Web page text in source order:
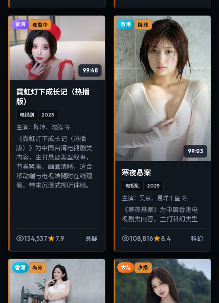
台湾 连载中
99:48
霓虹灯下成长记（热播
版）
电视剧 2025
主演： 陈坤、沈腾 等
《霓虹灯下成长记（热播
版）》为中国台湾电视剧类
内容，主打悬疑类型叙事，
节奏紧凑、画面清晰，适合
移动端与电视端随时在线观
看，带来沉浸式视听体验。
134,537 7.9 悬疑
香港 院线
99:03
寒夜悬案
电视剧 2025
主演： 吴京、易烊千玺 等
《寒夜悬案》为中国香港电
视剧类内容，主打科幻类型
晰，适合移动端与电视端随
108,816 8.4 科幻
香港 高分 大陆 热播